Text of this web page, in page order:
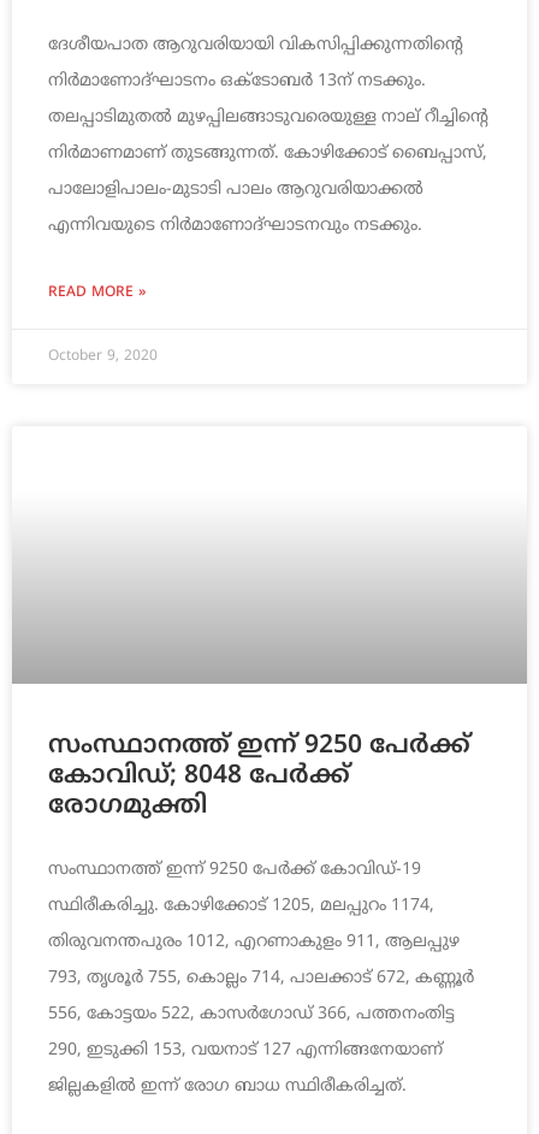
ദേശീയപാത ആറുവരിയായി വികസിപ്പിക്കുന്നതിന്റെ
നിർമാണോദ്‌ഘാടനം ഒക്ടോബർ 13ന് നടക്കും.
തലപ്പാടിമുതൽ മുഴപ്പിലങ്ങാടുവരെയുള്ള നാല്‌ റീച്ചിന്റെ
നിർമാണമാണ്‌‌ തുടങ്ങുന്നത്‌. കോഴിക്കോട്‌ ബൈപ്പാസ്‌,
പാലോളിപാലം-മുടാടി പാലം ആറുവരിയാക്കൽ
എന്നിവയുടെ നിർമാണോദ്‌ഘാടനവും നടക്കും.
READ MORE »
October 9, 2020
സംസ്ഥാനത്ത് ഇന്ന് 9250 പേര്‍ക്ക്
കോവിഡ്; 8048 പേര്‍ക്ക്
രോഗമുക്തി
സംസ്ഥാനത്ത് ഇന്ന് 9250 പേര്‍ക്ക് കോവിഡ്-19
സ്ഥിരീകരിച്ചു. കോഴിക്കോട് 1205, മലപ്പുറം 1174,
തിരുവനന്തപുരം 1012, എറണാകുളം 911, ആലപ്പുഴ
793, തൃശൂര്‍ 755, കൊല്ലം 714, പാലക്കാട് 672, കണ്ണൂര്‍
556, കോട്ടയം 522, കാസര്‍ഗോഡ് 366, പത്തനംതിട്ട
290, ഇടുക്കി 153, വയനാട് 127 എന്നിങ്ങനേയാണ്
ജില്ലകളില്‍ ഇന്ന് രോഗ ബാധ സ്ഥിരീകരിച്ചത്.